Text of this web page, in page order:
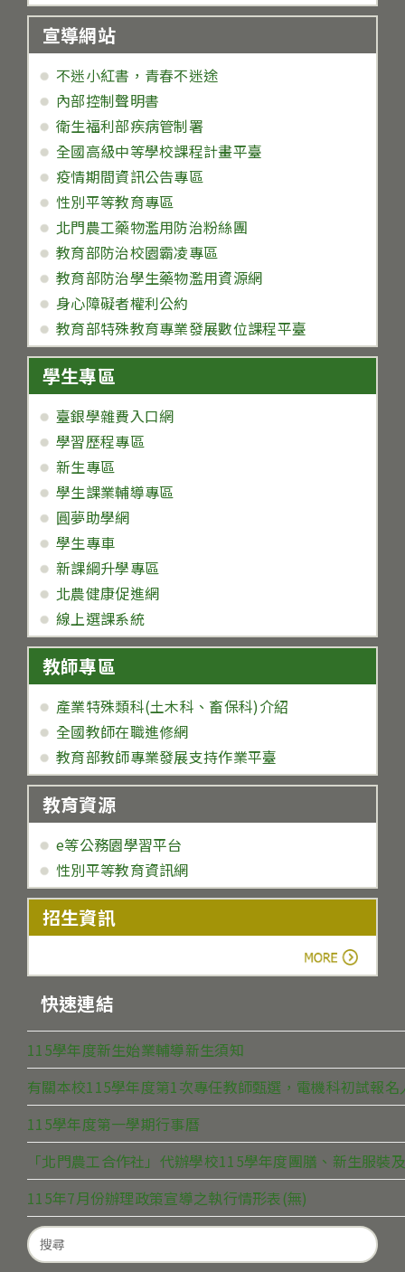
宣導網站
不迷小紅書，青春不迷途
內部控制聲明書
衛生福利部疾病管制署
全國高級中等學校課程計畫平臺
疫情期間資訊公告專區
性別平等教育專區
北門農工藥物濫用防治粉絲團
教育部防治校園霸凌專區
教育部防治學生藥物濫用資源網
身心障礙者權利公約
教育部特殊教育專業發展數位課程平臺
學生專區
臺銀學雜費入口網
學習歷程專區
新生專區
學生課業輔導專區
圓夢助學網
學生專車
新課綱升學專區
北農健康促進網
線上選課系統
教師專區
產業特殊類科(土木科、畜保科)介紹
全國教師在職進修網
教育部教師專業發展支持作業平臺
教育資源
e等公務園學習平台
性別平等教育資訊網
招生資訊
快速連結
115學年度新生始業輔導新生須知
有關本校115學年度第1次專任教師甄選，電機科初試報
115學年度第一學期行事曆
「北門農工合作社」代辦學校115學年度團膳、新生服裝
115年7月份辦理政策宣導之執行情形表(無)
Search
for: